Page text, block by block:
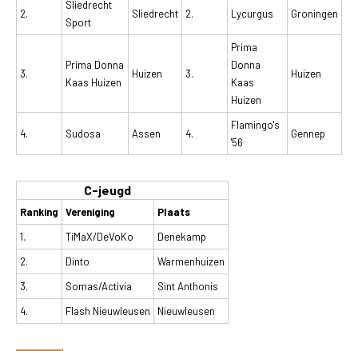
2.
Sliedrecht
Sport
Sliedrecht 2. Lycurgus Groningen
3.
Prima Donna
Kaas Huizen
Huizen 3.
Prima
Donna
Kaas
Huizen
Huizen
4. Sudosa Assen 4.
Flamingo's
'56
Gennep
C-jeugd
Ranking Vereniging
Plaats
1.
TiMaX/DeVoKo
Denekamp
2.
Dinto
Warmenhuizen
3.
Somas/Activia
Sint Anthonis
4.
Flash Nieuwleusen Nieuwleusen